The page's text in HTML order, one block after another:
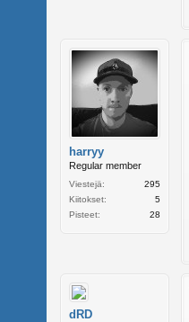
harryy
Regular member
Viestejä:
295
Kiitokset:
5
Pisteet:
28
dRD